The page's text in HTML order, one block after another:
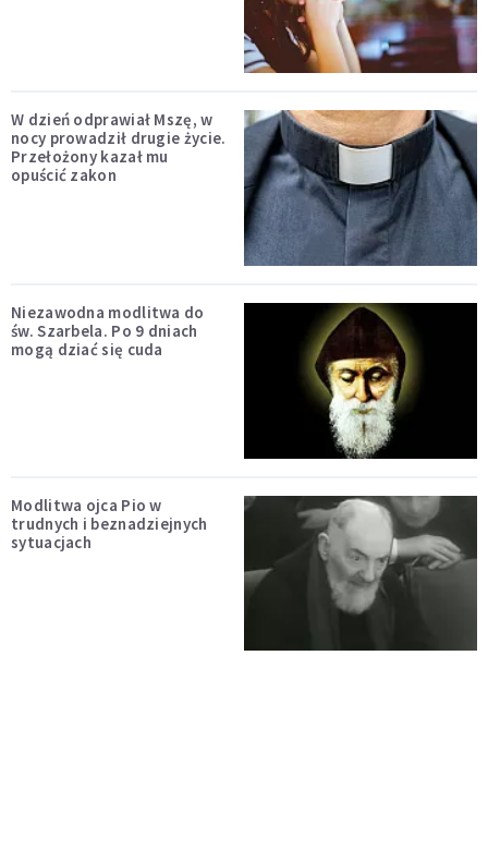
W dzień odprawiał Mszę, w
nocy prowadził drugie życie.
Przełożony kazał mu
opuścić zakon
Niezawodna modlitwa do
św. Szarbela. Po 9 dniach
mogą dziać się cuda
Modlitwa ojca Pio w
trudnych i beznadziejnych
sytuacjach